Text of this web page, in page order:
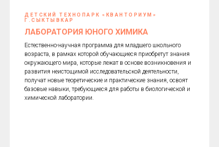
ДЕТСКИЙ ТЕХНОПАРК «КВАНТОРИУМ»
Г.СЫКТЫВКАР
ЛАБОРАТОРИЯ ЮНОГО ХИМИКА
Естественно-научная программа для младшего школьного
возраста, в рамках которой обучающиеся приобретут знания
окружающего мира, которые лежат в основе возникновения и
развития неистощимой исследовательской деятельности,
получат новые теоретические и практические знания, освоят
базовые навыки, требующиеся для работы в биологической и
химической лаборатории.